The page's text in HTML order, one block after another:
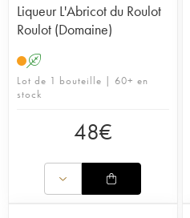
Liqueur L'Abricot du Roulot
Roulot (Domaine)
A
Lot de 1 bouteille | 60+ en
stock
48€